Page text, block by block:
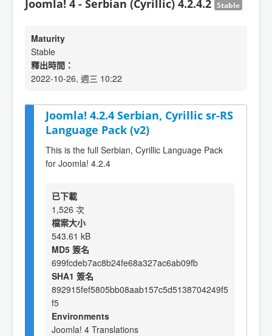
Joomla! 4 - Serbian (Cyrillic) 4.2.4.2 Stable
Maturity
Stable
釋出時間：
2022-10-26, 週三 10:22
Joomla! 4.2.4 Serbian, Cyrillic sr-RS
Language Pack (v2)
This is the full Serbian, Cyrillic Language Pack
for Joomla! 4.2.4
已下載
1,526 次
檔案大小
543.61 kB
MD5 簽名
699fcdeb7ac8b24fe68a327ac6ab09fb
SHA1 簽名
892915fef5805bb08aab157c5d5138704249f5
f5
Environments
Joomla! 4 Translations